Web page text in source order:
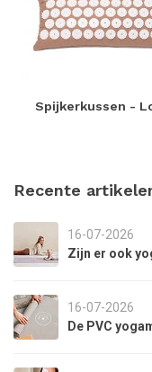
Spijkerkussen -
Recente
16-07-2026
Zijn er ook
16-07-2026
De PVC